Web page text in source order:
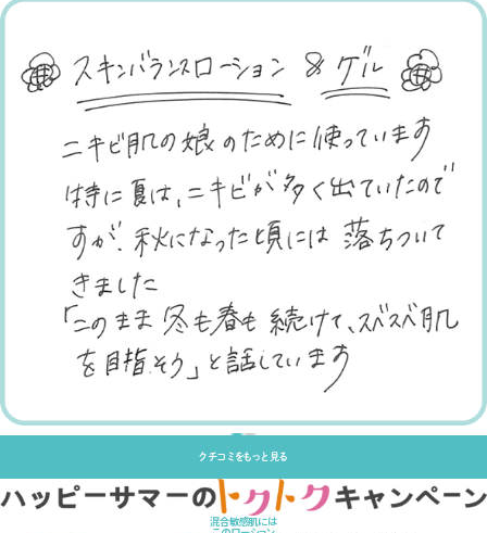
クチコミをもっと見る
混合敏感肌には